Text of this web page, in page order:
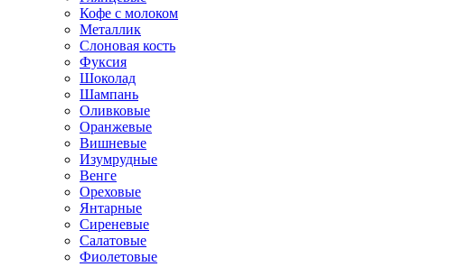
Кофе с молоком
Металлик
Слоновая кость
Фуксия
Шоколад
Шампань
Оливковые
Оранжевые
Вишневые
Изумрудные
Венге
Ореховые
Янтарные
Сиреневые
Салатовые
Фиолетовые